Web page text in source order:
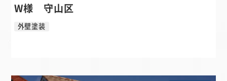
W様 守山区
外壁塗装